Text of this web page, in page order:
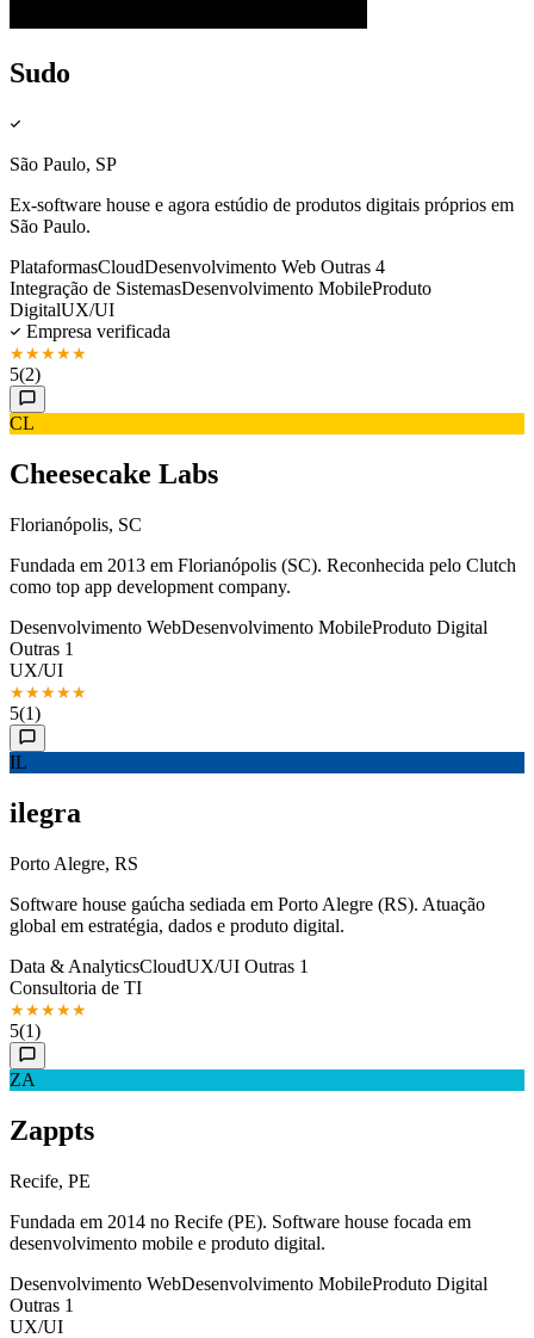
Sudo
São Paulo, SP
Ex-software house e agora estúdio de produtos digitais próprios em
São Paulo.
PlataformasCloudDesenvolvimento Web Outras 4
Integração de SistemasDesenvolvimento MobileProduto
DigitalUX/UI
Empresa verificada
★★★★★
5(2)
CL
Cheesecake Labs
Florianópolis, SC
Fundada em 2013 em Florianópolis (SC). Reconhecida pelo Clutch
como top app development company.
Desenvolvimento WebDesenvolvimento MobileProduto Digital
Outras 1
UX/UI
★★★★★
5(1)
IL
ilegra
Porto Alegre, RS
Software house gaúcha sediada em Porto Alegre (RS). Atuação
global em estratégia, dados e produto digital.
Data & AnalyticsCloudUX/UI Outras 1
Consultoria de TI
★★★★★
5(1)
ZA
Zappts
Recife, PE
Fundada em 2014 no Recife (PE). Software house focada em
desenvolvimento mobile e produto digital.
Desenvolvimento WebDesenvolvimento MobileProduto Digital
Outras 1
UX/UI